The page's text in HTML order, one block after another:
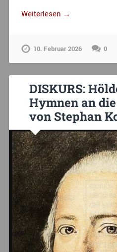
Weiterlesen →
10. Februar 2026 0
DISKURS:
Hymnen an
von Stephan